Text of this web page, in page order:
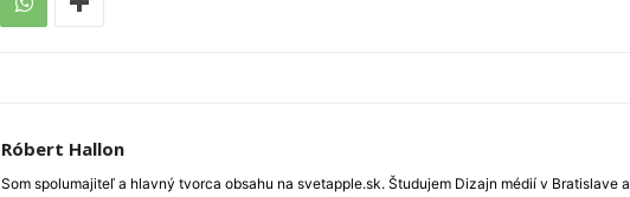
Róbert Hallon
Som spolumajiteľ a hlavný tvorca obsahu na svetapple.sk. Študujem Dizajn médií v Bratislave a